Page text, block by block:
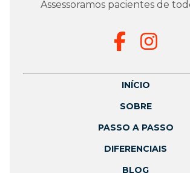
Assessoramos pacientes de
INÍCIO
SOBRE
PASSO A PASSO
DIFERENCIAIS
BLOG